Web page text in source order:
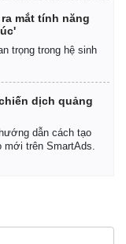
mắt tính năng
trọng trong hệ sinh
dịch quảng
dẫn cách tạo
trên SmartAds.